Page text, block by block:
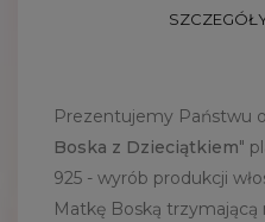
Prezentujemy Państwu
Boska z Dzieciątkiem"
925 - wyrób produkcji
Matkę Boską trzymającą